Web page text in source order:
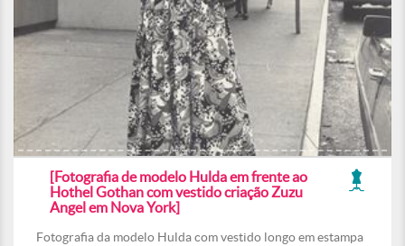
[Fotografia de modelo Hulda em frente ao
Hothel Gothan com vestido criação Zuzu
Angel em Nova York]
Fotografia da modelo Hulda com vestido longo em estampa